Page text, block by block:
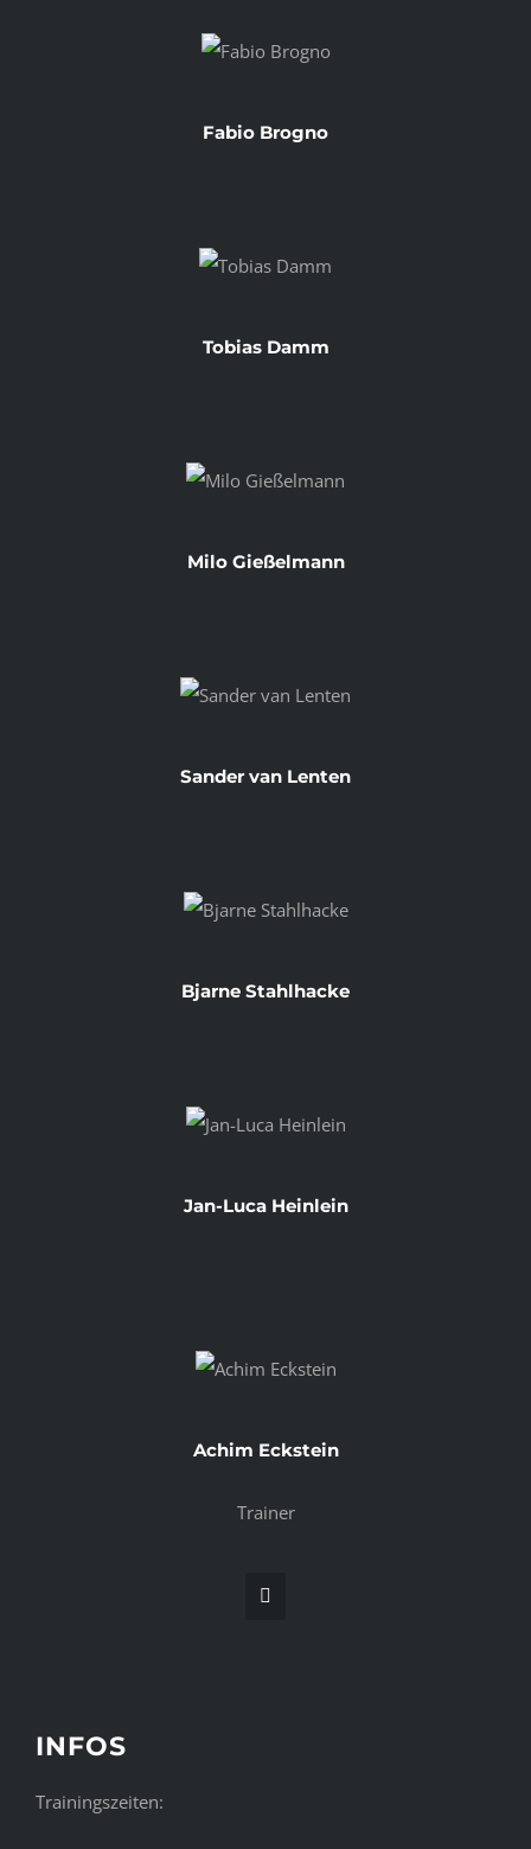
Fabio Brogno
Tobias Damm
Milo Gießelmann
Sander van Lenten
Bjarne Stahlhacke
Jan-Luca Heinlein
Achim Eckstein
Trainer
INFOS
Trainingszeiten: